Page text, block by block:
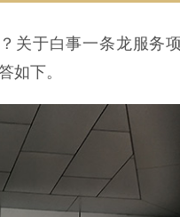
关于白事一条龙服务
如下。